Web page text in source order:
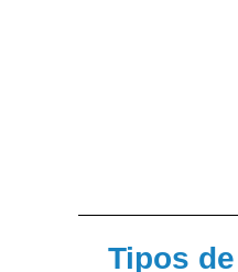
Tipos